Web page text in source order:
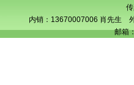
内销：13670007006 肖先生
邮箱